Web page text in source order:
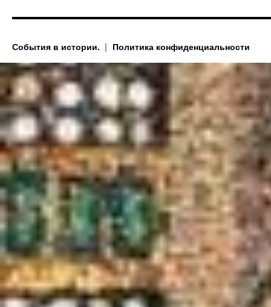
События в истории. Политика конфиденциальности